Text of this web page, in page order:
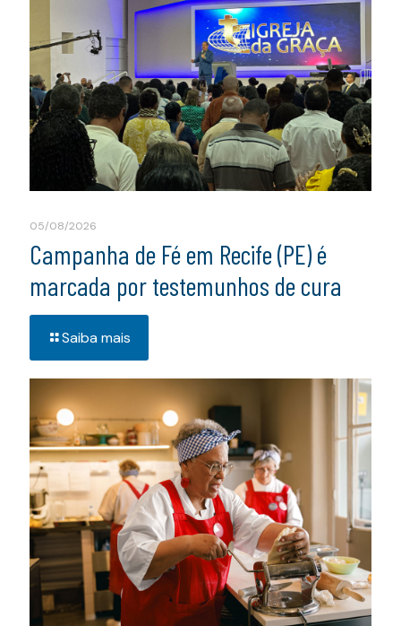
05/08/2026
Campanha de Fé em Recife (PE) é
marcada por testemunhos de cura
Saiba mais